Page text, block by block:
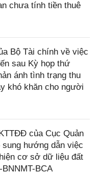
chưa tính tiền thuê
Bộ Tài chính về việc
sau Kỳ họp thứ
ánh tình trạng thu
khó khăn cho người
của Cục Quản
hướng dẫn việc
cơ sở dữ liệu đất
BCA